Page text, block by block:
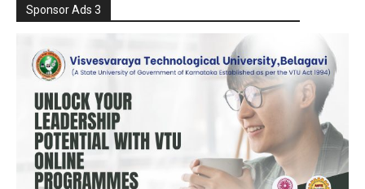
Sponsor Ads 3